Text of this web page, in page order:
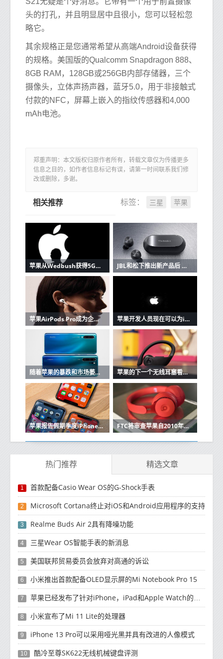
头的打孔，并且明显居中且很小，您可以轻松忽
略它。
其余规格正是您通常希望从高端Android设备获得
的规格。美国版的Qualcomm Snapdragon 888、
8GB RAM，128GB或256GB内部存储器，三个
摄像头，立体声扬声器，蓝牙5.0，用于非接触式
付款的NFC，屏幕上嵌入的指纹传感器和4,000
mAh电池。
郑重声明：本文版权归原作者所有，转载文章仅为传播更多
信息之目的，如作者信息标记有误，请第一时间联系我们修
改或删除，多谢。
标签： 三星 苹果
相关推荐
苹果从Wedbush获得5G潜在看涨信号 JBL和松下推出新产品后 苹果AirPods的竞争加剧
苹果AirPods Pro成为企业家最好朋友的3个原因 苹果开发人员现在可以为iOS和Mac应用程序创建单一购买的应用程序版本
随着苹果的暴跌和市场萎缩，华为在中国保持强大 苹果的下一个无线耳塞看起来很像Beats Powerbeats Pro
苹果报告假期季度iPhone销售强劲 FTC将审查苹果自2010年以来的收购
热门推荐 精选文章
1 首款配备Casio Wear OS的G-Shock手表
2 Microsoft Cortana终止对iOS和Android应用程序的支持
3 Realme Buds Air 2具有降噪功能
4 三星Wear OS智能手表的新消息
5 美国联邦贸易委员会放弃对高通的诉讼
6 小米推出首款配备OLED显示屏的Mi Notebook Pro 15
7 苹果已经发布了针对iPhone，iPad和Apple Watch的安全补丁更新
8 小米宣布了Mi 11 Lite的处理器
9 iPhone 13 Pro可以采用哑光黑并具有改进的人像模式
10 酷冷至尊SK622无线机械键盘评测